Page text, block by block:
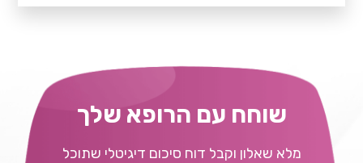
שוחח עם הרופא שלך
מלא שאלון וקבל דוח סיכום דיגיטלי שתוכל